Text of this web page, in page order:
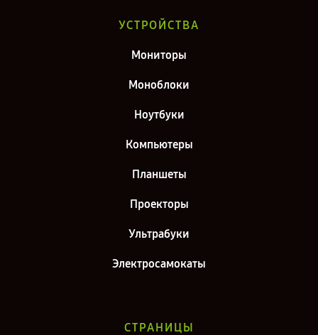
УСТРОЙСТВА
Мониторы
Моноблоки
Ноутбуки
Компьютеры
Планшеты
Проекторы
Ультрабуки
Электросамокаты
СТРАНИЦЫ